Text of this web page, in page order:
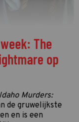
zijn in volle
tussenstand!